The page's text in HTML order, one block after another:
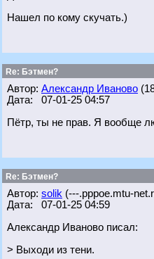
Нашел по кому скучать.)
Re: Бэтмен?
Автор: Александр Иваново
Дата: 07-01-25 04:57
Пётр, ты не прав. Я вообще
Re: Бэтмен?
Автор: solik (---.pppoe.mtu-
Дата: 07-01-25 04:59
Александр Иваново писал:
> Выходи из тени.